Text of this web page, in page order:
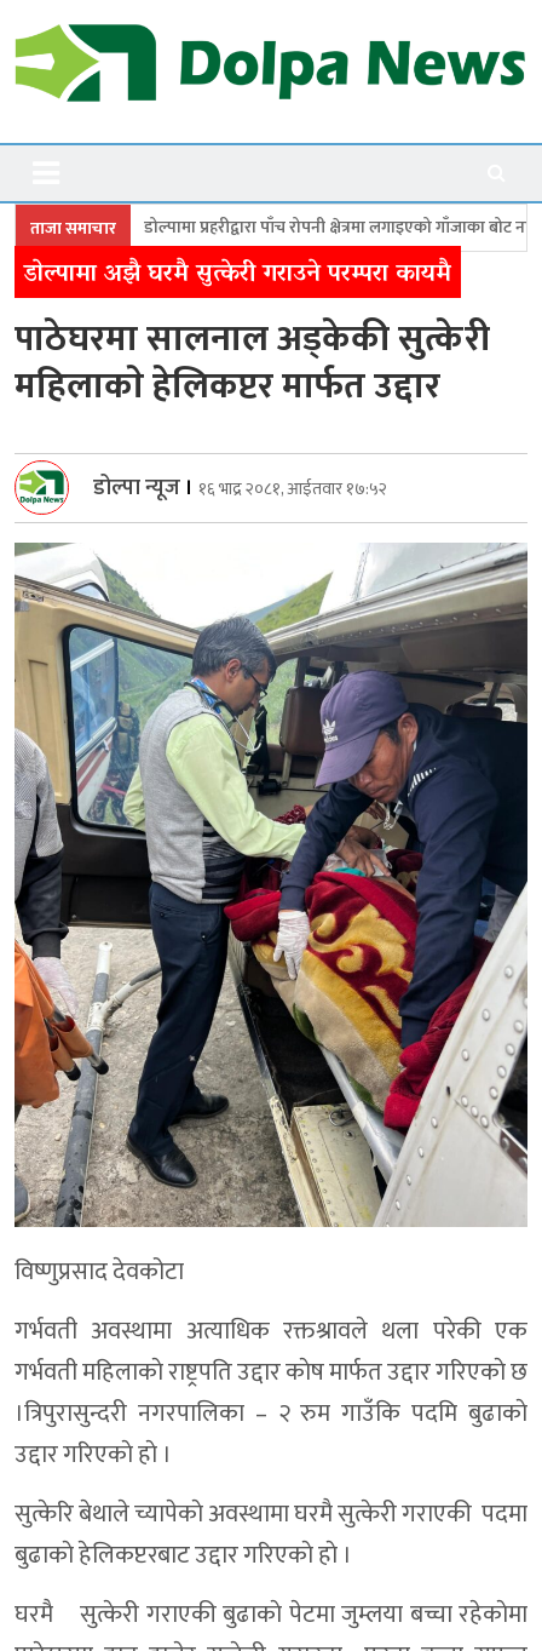
to
content
Dolpanews
ताजा समाचार
प्रहरीद्वारा पाँच रोपनी क्षेत्रमा लगाइएको गाँजाका बोट नष्ट जगदुल्लामा
डाेल्पामा अझै घरमै सुत्केरी गराउने परम्परा कायमै
पाठेघरमा सालनाल अड्केकी सुत्केरी
महिलाकाे हेलिकप्टर मार्फत उद्दार
डोल्पा न्यूज । १६ भाद्र २०८१, आईतवार १७:५२
विष्णुप्रसाद देवकोटा
गर्भवती अवस्थामा अत्याधिक रक्तश्रावले थला परेकी एक
गर्भवती महिलाकाे राष्ट्रपति उद्दार काेष मार्फत उद्दार गरिएकाे छ
।त्रिपुरासुन्दरी नगरपालिका – २ रुम गाउँकि पदमि बुढाकाे
उद्दार गरिएकाे हाे ।
सुत्केरि बेथाले च्यापेकाे अवस्थामा घरमै सुत्केरी गराएकी पदमा
बुढाकाे हेलिकप्टरबाट उद्दार गरिएकाे हाे ।
घरमै सुत्केरी गराएकी बुढाकाे पेटमा जुम्लया बच्चा रहेकाेमा